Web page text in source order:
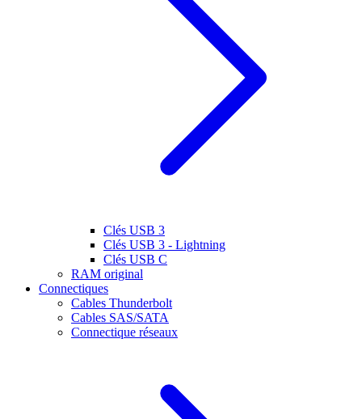
Clés USB 3
Clés USB 3 - Lightning
Clés USB C
RAM original
Connectiques
Cables Thunderbolt
Cables SAS/SATA
Connectique réseaux